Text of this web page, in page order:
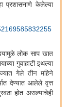
प्रशासनाणे केलेल्या
लोक साप खात
गुवाहाटी इथल्या
गेले तीन महिने
देण्यात आलेले वृत्त
होत असल्याचेही